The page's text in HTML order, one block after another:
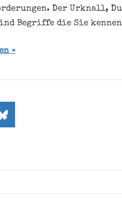
Der Urknall,
Begriffe die Sie